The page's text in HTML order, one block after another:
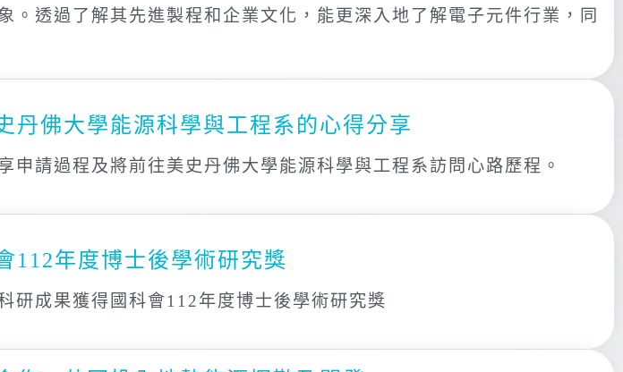
。透過了解其先進製程和企業文化，能更深入地了解電子元件行業，同
丹佛大學能源科學與工程系的心得分享
申請過程及將前往美史丹佛大學能源科學與工程系訪問心路歷程。
112年度博士後學術研究獎
研成果獲得國科會112年度博士後學術研究獎